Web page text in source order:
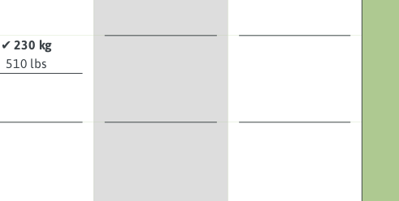
✔ 230 kg
510 lbs